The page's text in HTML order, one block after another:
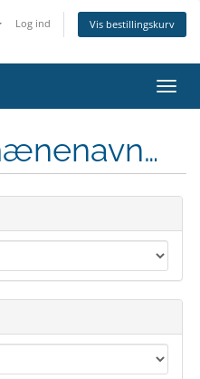
Log ind Vis bestillingskurv
Skift